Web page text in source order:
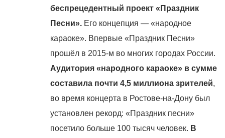
беспрецедентный проект «Праздник
Песни». Его концепция — «народное
караоке». Впервые «Праздник Песни»
прошёл в 2015-м во многих городах России.
Аудитория «народного караоке» в сумме
составила почти 4,5 миллиона зрителей,
во время концерта в Ростове-на-Дону был
установлен рекорд: «Праздник песни»
посетило больше 100 тысяч человек. В